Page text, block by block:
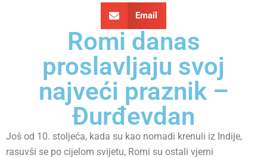
Email
Romi danas
proslavljaju svoj
najveći praznik –
Đurđevdan
Još od 10. stoljeća, kada su kao nomadi krenuli iz Indije,
rasuvši se po cijelom svijetu, Romi su ostali vjerni